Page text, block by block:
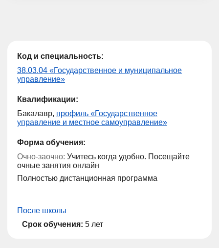
Код и специальность:
38.03.04 «Государственное и муниципальное
управление»
Квалификации:
Бакалавр, профиль «Государственное
управление и местное самоуправление»
Форма обучения:
Очно-заочно: Учитесь когда удобно. Посещайте
очные занятия онлайн
Полностью дистанционная программа
После школы
Срок обучения: 5 лет